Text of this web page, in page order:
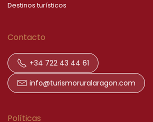
Destinos turísticos
Contacto
+34 722 43 44 61
info@turismoruralaragon.com
Políticas